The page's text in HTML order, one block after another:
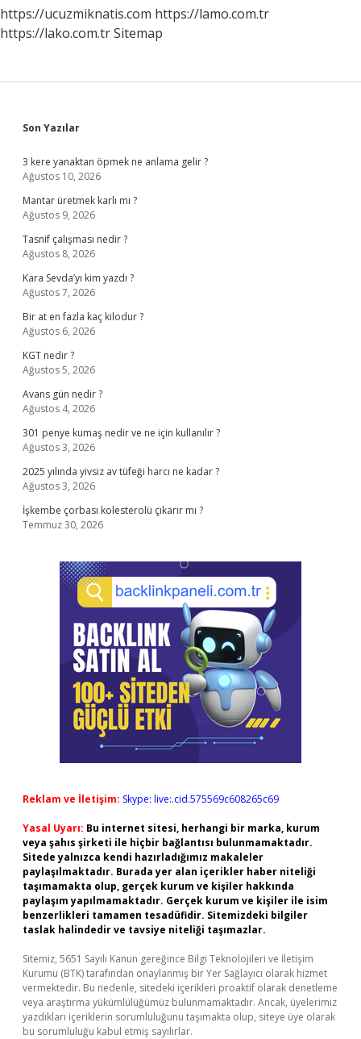
https://ucuzmiknatis.com https://lamo.com.tr
https://lako.com.trSitemap
Sidebar
Son Yazılar
3 kere yanaktan öpmek ne anlama gelir ?
Ağustos 10, 2026
Mantar üretmek karlı mı ?
Ağustos 9, 2026
Tasnif çalışması nedir ?
Ağustos 8, 2026
Kara Sevda’yı kim yazdı ?
Ağustos 7, 2026
Bir at en fazla kaç kilodur ?
Ağustos 6, 2026
KGT nedir ?
Ağustos 5, 2026
Avans gün nedir ?
Ağustos 4, 2026
301 penye kumaş nedir ve ne için kullanılır ?
Ağustos 3, 2026
2025 yılında yivsiz av tüfeği harcı ne kadar ?
Ağustos 3, 2026
İşkembe çorbası kolesterolü çıkarır mı ?
Temmuz 30, 2026
Reklam ve İletişim: Skype: live:.cid.575569c608265c69
Yasal Uyarı: Bu internet sitesi, herhangi bir marka, kurum
veya şahıs şirketi ile hiçbir bağlantısı bulunmamaktadır.
Sitede yalnızca kendi hazırladığımız makaleler
paylaşılmaktadır. Burada yer alan içerikler haber niteliği
taşımamakta olup, gerçek kurum ve kişiler hakkında
paylaşım yapılmamaktadır. Gerçek kurum ve kişiler ile isim
benzerlikleri tamamen tesadüfidir. Sitemizdeki bilgiler
taslak halindedir ve tavsiye niteliği taşımazlar.
Sitemiz, 5651 Sayılı Kanun gereğince Bilgi Teknolojileri ve İletişim
Kurumu (BTK) tarafından onaylanmış bir Yer Sağlayıcı olarak hizmet
vermektedir. Bu nedenle, sitedeki içerikleri proaktif olarak denetleme
veya araştırma yükümlülüğümüz bulunmamaktadır. Ancak, üyelerimiz
yazdıkları içeriklerin sorumluluğunu taşımakta olup, siteye üye olarak
bu sorumluluğu kabul etmiş sayılırlar.